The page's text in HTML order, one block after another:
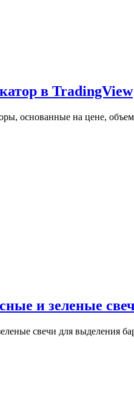
в TradingView
основанные на цене,
и зеленые
свечи для выделения